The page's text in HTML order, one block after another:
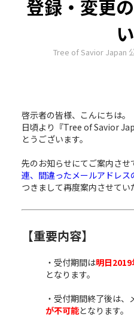
登録・変更
Tree of Savior Japan
啓示者の皆様、こんにちは。
日頃より『Tree of Savior
とうございます。
先のお知らせにてご案内さ
連、間違ったメールアドレス
つきまして再度案内させてい
【重要内容】
・受付期間は明日2019
となります。
・受付期間終了後は、
が不可能となります。